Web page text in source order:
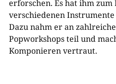
erforschen. Es hat ihm
verschiedenen
Dazu nahm er an
Popworkshops teil und
Komponieren vertraut.